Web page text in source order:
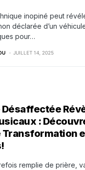
inopiné peut
déclarée d’un
pour…
JUILLET 14, 2025
Désaffectée
:
Transformation
remplie de prière,